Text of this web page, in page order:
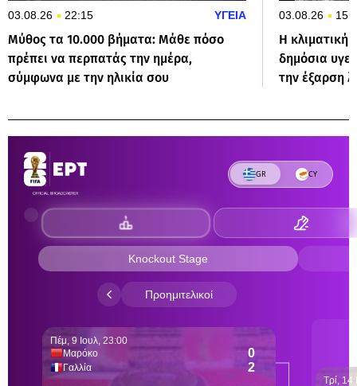
03.08.26 22:15 ΥΓΕΙΑ
Μύθος τα 10.000 βήματα: Μάθε πόσο
πρέπει να περπατάς την ημέρα,
σύμφωνα με την ηλικία σου
03.08.26
Η κλιματική
δημόσια
την έξαρση